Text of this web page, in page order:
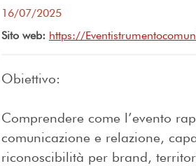
16/07/2025
Sito web: https://
Obiettivo:
Comprendere come l’evento
comunicazione e relazione,
riconoscibilità per brand,